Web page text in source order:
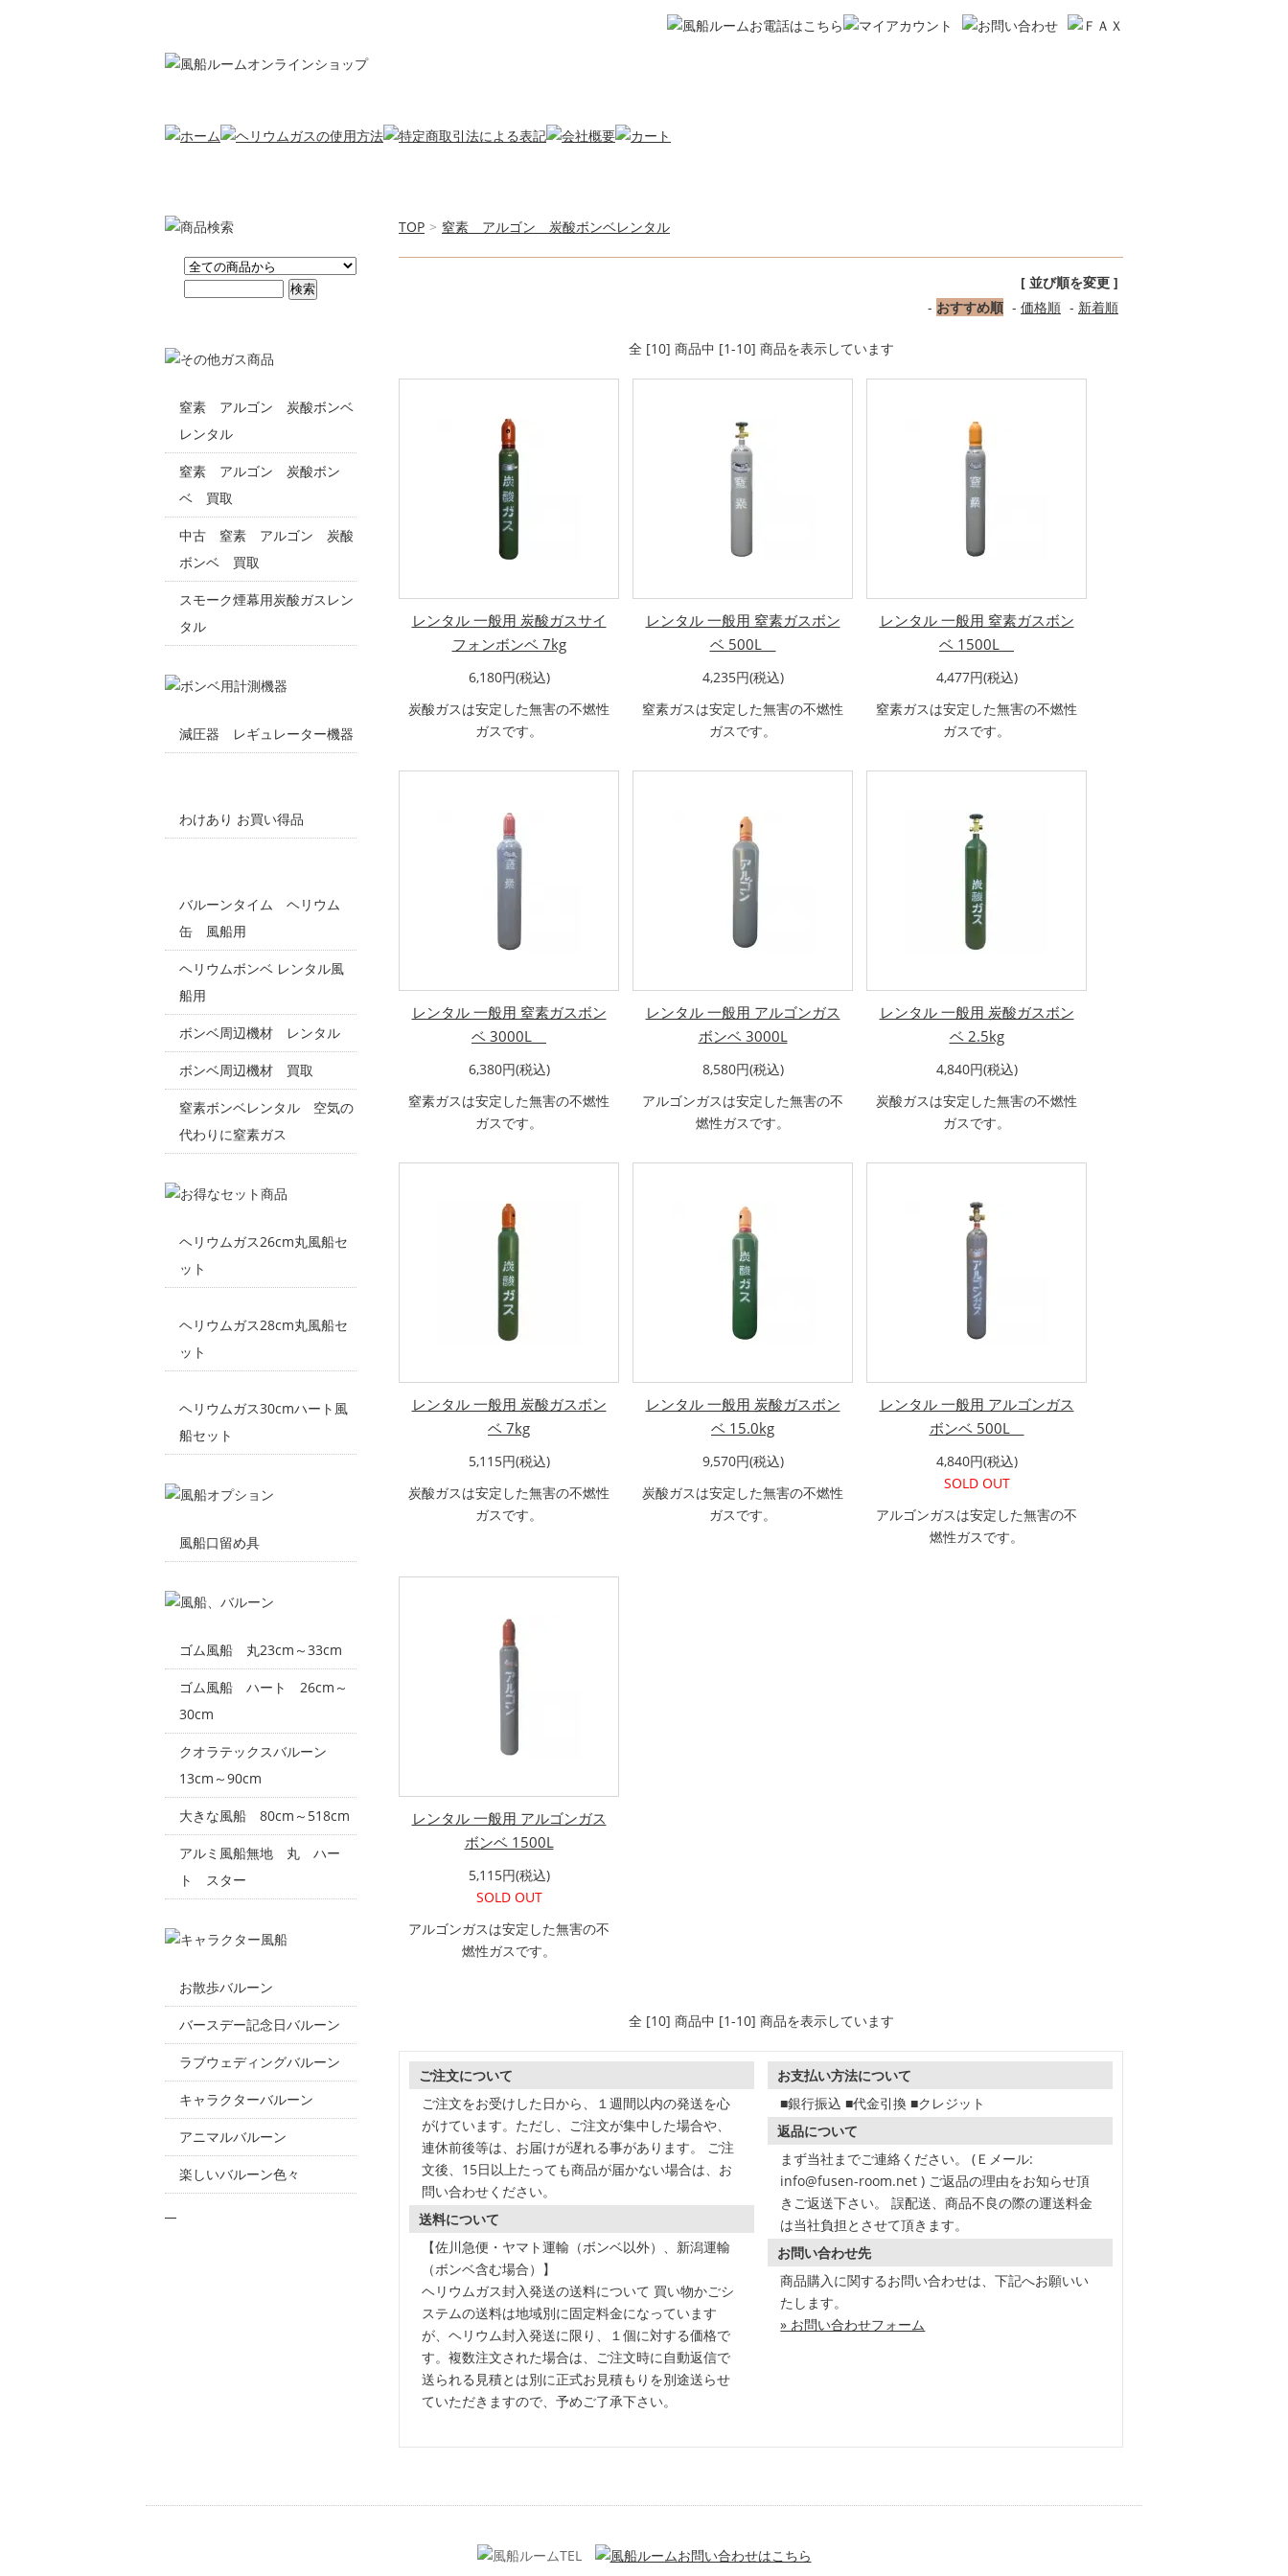
窒素 アルゴン 炭酸ボンベ
レンタル
窒素 アルゴン 炭酸ボン
ベ 買取
中古 窒素 アルゴン 炭酸
ボンベ 買取
スモーク煙幕用炭酸ガスレン
タル
減圧器 レギュレーター機器
わけあり お買い得品
バルーンタイム ヘリウム
缶 風船用
ヘリウムボンベ レンタル風
船用
ボンベ周辺機材 レンタル
ボンベ周辺機材 買取
窒素ボンベレンタル 空気の
代わりに窒素ガス
ヘリウムガス26cm丸風船セ
ット
ヘリウムガス28cm丸風船セ
ット
ヘリウムガス30cmハート風
船セット
風船口留め具
ゴム風船 丸23cm～33cm
ゴム風船 ハート 26cm～
30cm
クオラテックスバルーン
13cm～90cm
大きな風船 80cm～518cm
アルミ風船無地 丸 ハー
ト スター
お散歩バルーン
バースデー記念日バルーン
ラブウェディングバルーン
キャラクターバルーン
アニマルバルーン
楽しいバルーン色々
TOP > 窒素 アルゴン 炭酸ボンベレンタル
[ 並び順を変更 ]
- おすすめ順 - 価格順 - 新着順
全 [10] 商品中 [1-10] 商品を表示しています
レンタル 一般用 炭酸ガスサイ
フォンボンベ 7kg
6,180円(税込)
炭酸ガスは安定した無害の不燃性
ガスです。
レンタル 一般用 窒素ガスボン
ベ 500L
4,235円(税込)
窒素ガスは安定した無害の不燃性
ガスです。
レンタル 一般用 窒素ガスボン
ベ 1500L
4,477円(税込)
窒素ガスは安定した無害の不燃性
ガスです。
レンタル 一般用 窒素ガスボン
ベ 3000L
6,380円(税込)
窒素ガスは安定した無害の不燃性
ガスです。
レンタル 一般用 アルゴンガス
ボンベ 3000L
8,580円(税込)
アルゴンガスは安定した無害の不
燃性ガスです。
レンタル 一般用 炭酸ガスボン
ベ 2.5kg
4,840円(税込)
炭酸ガスは安定した無害の不燃性
ガスです。
レンタル 一般用 炭酸ガスボン
ベ 7kg
5,115円(税込)
炭酸ガスは安定した無害の不燃性
ガスです。
レンタル 一般用 炭酸ガスボン
ベ 15.0kg
9,570円(税込)
炭酸ガスは安定した無害の不燃性
ガスです。
レンタル 一般用 アルゴンガス
ボンベ 500L
4,840円(税込)
SOLD OUT
アルゴンガスは安定した無害の不
燃性ガスです。
レンタル 一般用 アルゴンガス
ボンベ 1500L
5,115円(税込)
SOLD OUT
アルゴンガスは安定した無害の不
燃性ガスです。
全 [10] 商品中 [1-10] 商品を表示しています
ご注文について
ご注文をお受けした日から、１週間以内の発送を心
がけています。ただし、ご注文が集中した場合や、
連休前後等は、お届けが遅れる事があります。 ご注
文後、15日以上たっても商品が届かない場合は、お
問い合わせください。
送料について
【佐川急便・ヤマト運輸（ボンベ以外）、新潟運輸
（ボンベ含む場合）】
ヘリウムガス封入発送の送料について 買い物かごシ
ステムの送料は地域別に固定料金になっています
が、ヘリウム封入発送に限り、１個に対する価格で
す。複数注文された場合は、ご注文時に自動返信で
送られる見積とは別に正式お見積もりを別途送らせ
ていただきますので、予めご了承下さい。
お支払い方法について
■銀行振込 ■代金引換 ■クレジット
返品について
まず当社までご連絡ください。 (Ｅメール:
info@fusen-room.net ) ご返品の理由をお知らせ頂
きご返送下さい。 誤配送、商品不良の際の運送料金
は当社負担とさせて頂きます。
お問い合わせ先
商品購入に関するお問い合わせは、下記へお願いい
たします。
» お問い合わせフォーム